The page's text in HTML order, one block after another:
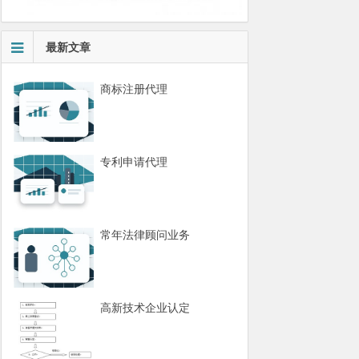
最新文章
商标注册代理
专利申请代理
常年法律顾问业务
高新技术企业认定